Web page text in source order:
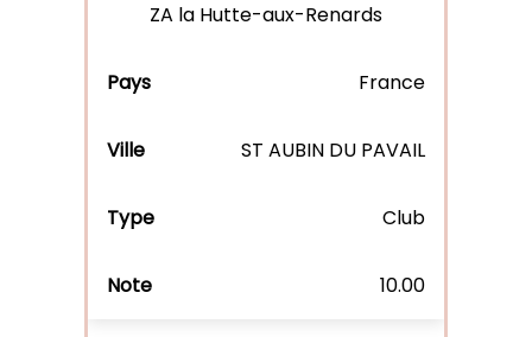
ZA la Hutte-aux-Renards
France
ST AUBIN DU PAVAIL
Club
10.00